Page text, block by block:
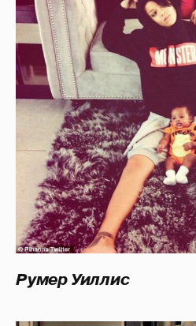
Румер Уиллис